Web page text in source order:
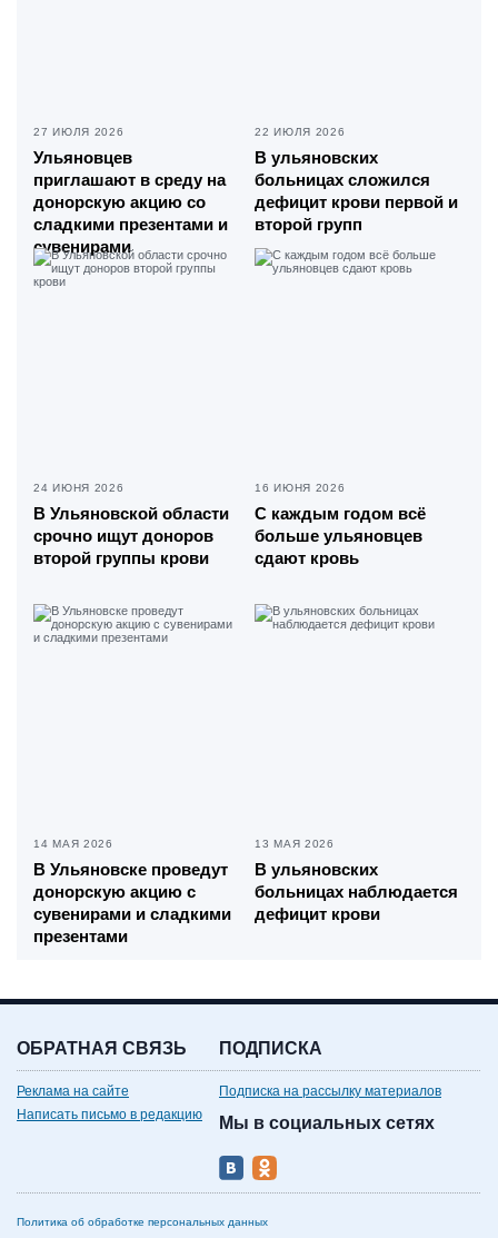
27 ИЮЛЯ 2026
Ульяновцев
приглашают в среду на
донорскую акцию со
сладкими презентами и
сувенирами
22 ИЮЛЯ 2026
В ульяновских
больницах сложился
дефицит крови первой и
второй групп
24 ИЮНЯ 2026
В Ульяновской области
срочно ищут доноров
второй группы крови
16 ИЮНЯ 2026
С каждым годом всё
больше ульяновцев
сдают кровь
14 МАЯ 2026
В Ульяновске проведут
донорскую акцию с
сувенирами и сладкими
презентами
13 МАЯ 2026
В ульяновских
больницах наблюдается
дефицит крови
ОБРАТНАЯ СВЯЗЬ
Реклама на сайте
Написать письмо в редакцию
ПОДПИСКА
Подписка на рассылку материалов
Мы в социальных сетях
Политика об обработке персональных данных